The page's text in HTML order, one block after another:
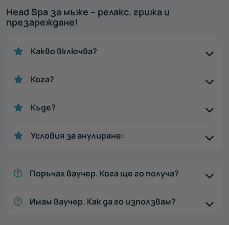
Head Spa за мъже – релакс, грижа и
презареждане!
Какво включва?
Кога?
Къде?
Условия за анулиране:
Поръчах ваучер. Кога ще го получа?
Имам ваучер. Как да го използвам?